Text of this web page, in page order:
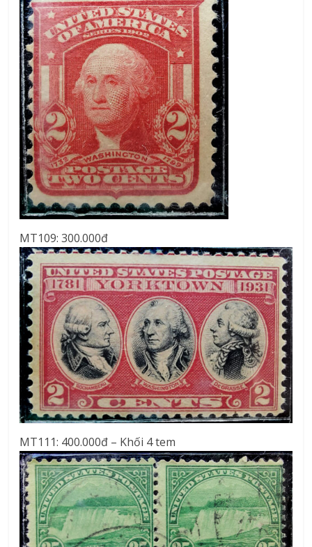
MT109: 300.000đ
MT111: 400.000đ – Khối 4 tem